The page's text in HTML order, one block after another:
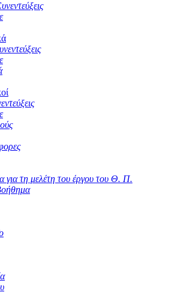
για τη μελέτη του έργου του Θ. Π.